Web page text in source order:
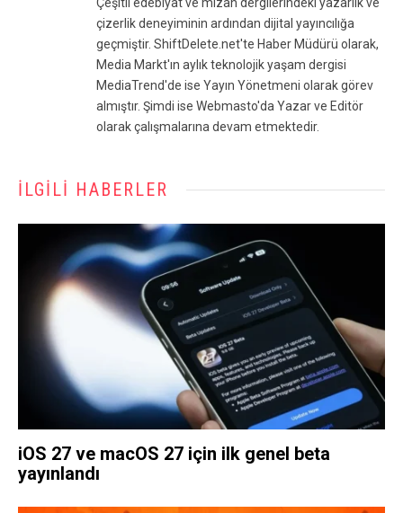
çizerlik deneyiminin ardından dijital yayıncılığa
geçmiştir. ShiftDelete.net'te Haber Müdürü olarak,
Media Markt'ın aylık teknolojik yaşam dergisi
MediaTrend'de ise Yayın Yönetmeni olarak görev
almıştır. Şimdi ise Webmasto'da Yazar ve Editör
olarak çalışmalarına devam etmektedir.
İLGILI HABERLER
iOS 27 ve macOS 27 için ilk genel beta
yayınlandı